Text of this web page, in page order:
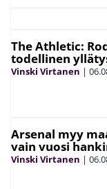
The Athletic:
todellinen
Vinski Virtanen |
Arsenal myy
vain vuosi
Vinski Virtanen |